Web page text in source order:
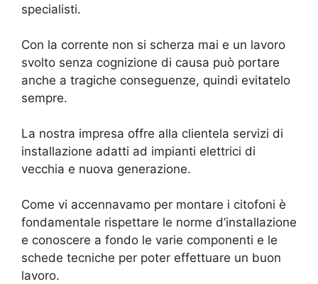
specialisti.
Con la corrente non si scherza mai e un lavoro
svolto senza cognizione di causa può portare
anche a tragiche conseguenze, quindi evitatelo
sempre.
La nostra impresa offre alla clientela servizi di
installazione adatti ad impianti elettrici di
vecchia e nuova generazione.
Come vi accennavamo per montare i citofoni è
fondamentale rispettare le norme d’installazione
e conoscere a fondo le varie componenti e le
schede tecniche per poter effettuare un buon
lavoro.